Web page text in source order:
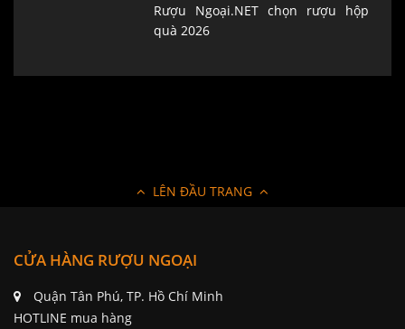
Rượu Ngoại.NET chọn rượu hộp
quà 2026
LÊN ĐẦU TRANG
CỬA HÀNG RƯỢU NGOẠI
Quận Tân Phú, TP. Hồ Chí Minh
HOTLINE mua hàng